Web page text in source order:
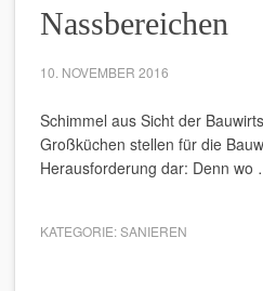
Nassbereichen
10. NOVEMBER 2016
Schimmel aus Sicht der
Großküchen stellen für die
Herausforderung dar: Denn wo
KATEGORIE:SANIEREN